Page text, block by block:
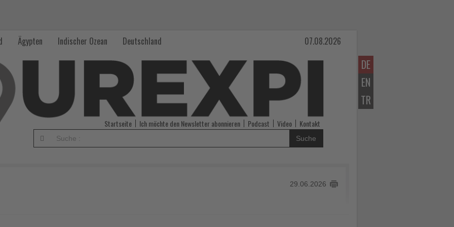
DE
EN
TR
Ägypten Indischer Ozean Deutschland 07.08.2026
Startseite Ich möchte den Newsletter abonnieren Podcast Video Kontakt
Suche
29.06.2026